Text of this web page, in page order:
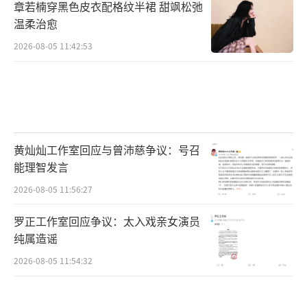
章若楠穿黑色皮衣配格纹半裙 甜飒松弛
温柔治愈
2026-08-05 11:42:53
黄灿灿工作室回应与曾沛慈争议：号召
能理智发言
2026-08-05 11:56:27
罗正工作室回应争议：太入戏亲女演员
纯属造谣
2026-08-05 11:54:32